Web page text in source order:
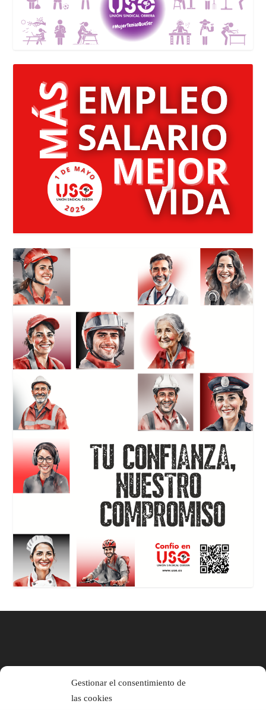
Gestionar el consentimiento de
las cookies